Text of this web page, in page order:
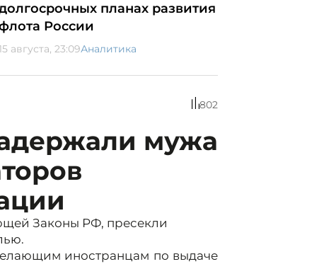
планах развития
России
августа, 23:09Аналитика
802
мужа
Законы РФ, пресекли
иностранцам по выдаче